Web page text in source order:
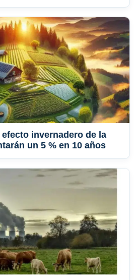
invernadero de la
un 5 % en 10 años